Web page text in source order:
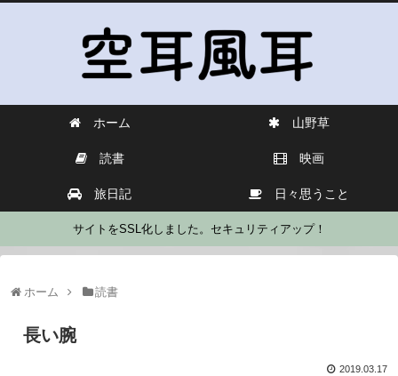
ホーム 山野草
読書 映画
旅日記 日々思うこと
サイトをSSL化しました。セキュリティアップ！
ホーム 読書
長い腕
2019.03.17